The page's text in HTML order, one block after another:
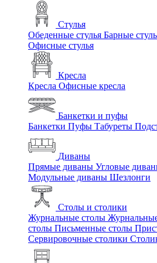
Стулья
Обеденные стулья Барные
Офисные стулья
Кресла
Кресла Офисные кресла
Банкетки и пуфы
Банкетки Пуфы Табуреты
Диваны
Прямые диваны Угловые
Модульные диваны Шезлонги
Столы и столики
Журнальные столы
столы Письменные столы
Сервировочные столики